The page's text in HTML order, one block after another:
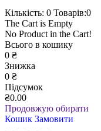
Кількість: 0 Товарів:0
The Cart is Empty
No Product in the Cart!
Всього в кошику
0 ₴
Знижка
0 ₴
Підсумок
₴0.00
Продовжую обирати
Кошик Замовити